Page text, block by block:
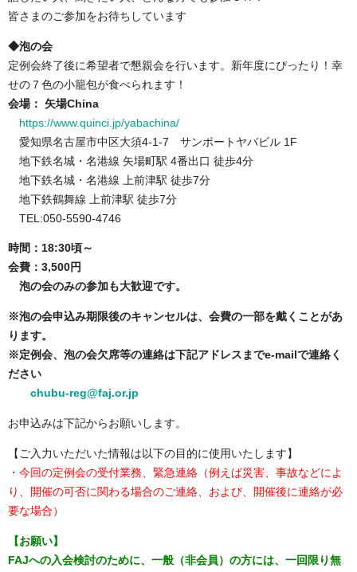
皆さまのご参加をお待ちしています
◆泡の会
定例会終了後に希望者で懇親会を行います。新年度にぴったり！幸
せの７色の小籠包が食べられます！
会場： 矢場China
https://www.quinci.jp/yabachina/
愛知県名古屋市中区大須4-1-7 サンポートヤバビル 1F
地下鉄名城・名港線 矢場町駅 4番出口 徒歩4分
地下鉄名城・名港線 上前津駅 徒歩7分
地下鉄鶴舞線 上前津駅 徒歩7分
TEL:050-5590-4746
時間：18:30頃～
会費：3,500円
泡の会のみの参加も大歓迎です。
※泡の会申込み期限後のキャンセルは、会費の一部を戴くことがあ
ります。
※定例会、泡の会欠席等の連絡は下記アドレスまでe-mailで連絡く
ださい
chubu-reg@faj.or.jp
お申込みは下記からお願いします。
【ご入力いただいた情報は以下の目的に使用いたします】
・今回の定例会の受付業務、緊急連絡（例えば災害、事故などによ
り、開催の可否に関わる場合のご連絡、および、開催後に連絡が必
要な場合）
【お願い】
FAJへの入会検討のために、一般（非会員）の方には、一回限り無